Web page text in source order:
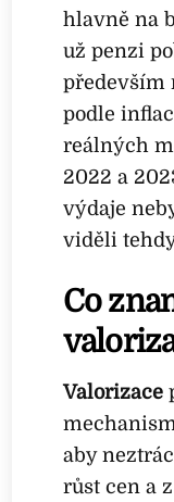
hlavně na
už penzi
především
podle
reálných
2022 a
výdaje
viděli
Co
Valorizace
aby
růst cen a